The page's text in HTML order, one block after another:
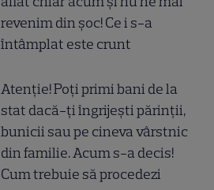
revenim din șoc! Ce i s-a
întâmplat este crunt
Atenție! Poți primi bani de la
stat dacă-ți îngrijești părinții,
bunicii sau pe cineva vârstnic
din familie. Acum s-a decis!
Cum trebuie să procedezi